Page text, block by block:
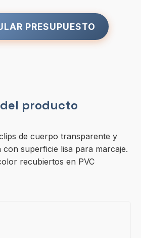
PRESUPUESTO
producto
de cuerpo transparente y
superficie lisa para marcaje.
recubiertos en PVC